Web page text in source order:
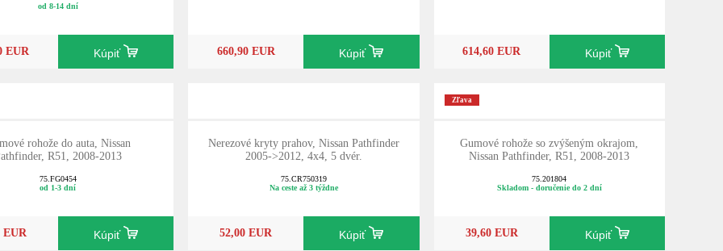
od 8-14 dní
EUR Kúpiť 660,90 EUR Kúpiť 614,60 EUR Kúpiť
rohože do auta, Nissan
R51, 2008-2013
75.FG0454
od 1-3 dní
EUR Kúpiť
Nerezové kryty prahov, Nissan Pathfinder
2005->2012, 4x4, 5 dvér.
75.CR750319
Na ceste až 3 týždne
52,00 EUR Kúpiť
Zľava
Gumové rohože so zvýšeným okrajom,
Nissan Pathfinder, R51, 2008-2013
75.201804
Skladom - doručenie do 2 dní
39,60 EUR Kúpiť